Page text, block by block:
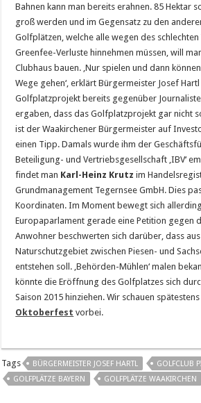
Bahnen kann man bereits erahnen. 85 Hektar
groß werden und im Gegensatz zu den
Golfplätzen, welche alle wegen des
Greenfee-Verluste hinnehmen müssen, will
Clubhaus bauen. ‚Nur spielen und dann
Wege gehen‘, erklärt Bürgermeister Josef
Golfplatzprojekt bereits gegenüber
ergaben, dass das Golfplatzprojekt gar nicht
ist der Waakirchener Bürgermeister auf
einen Tipp. Damals wurde ihm der
Beteiligung- und Vertriebsgesellschaft ‚IBV‘
findet man Karl-Heinz Krutz im
Grundmanagement Tegernsee GmbH. Dies
Koordinaten. Im Moment bewegt sich
Europaparlament gerade eine Petition gegen
Anwohner beschwerten sich darüber, dass
Naturschutzgebiet zwischen Piesen- und
entstehen soll. ‚Behörden-Mühlen‘ malen
könnte die Eröffnung des Golfplatzes sich
Saison 2015 hinziehen. Wir schauen
Oktoberfest vorbei.
Tags BÜRGERMEISTER JOSEF HARTL
GOLFCLUB
GOLFPLÄTZE BAYERN
GOLFPLÄTZE WAAKIRCHEN